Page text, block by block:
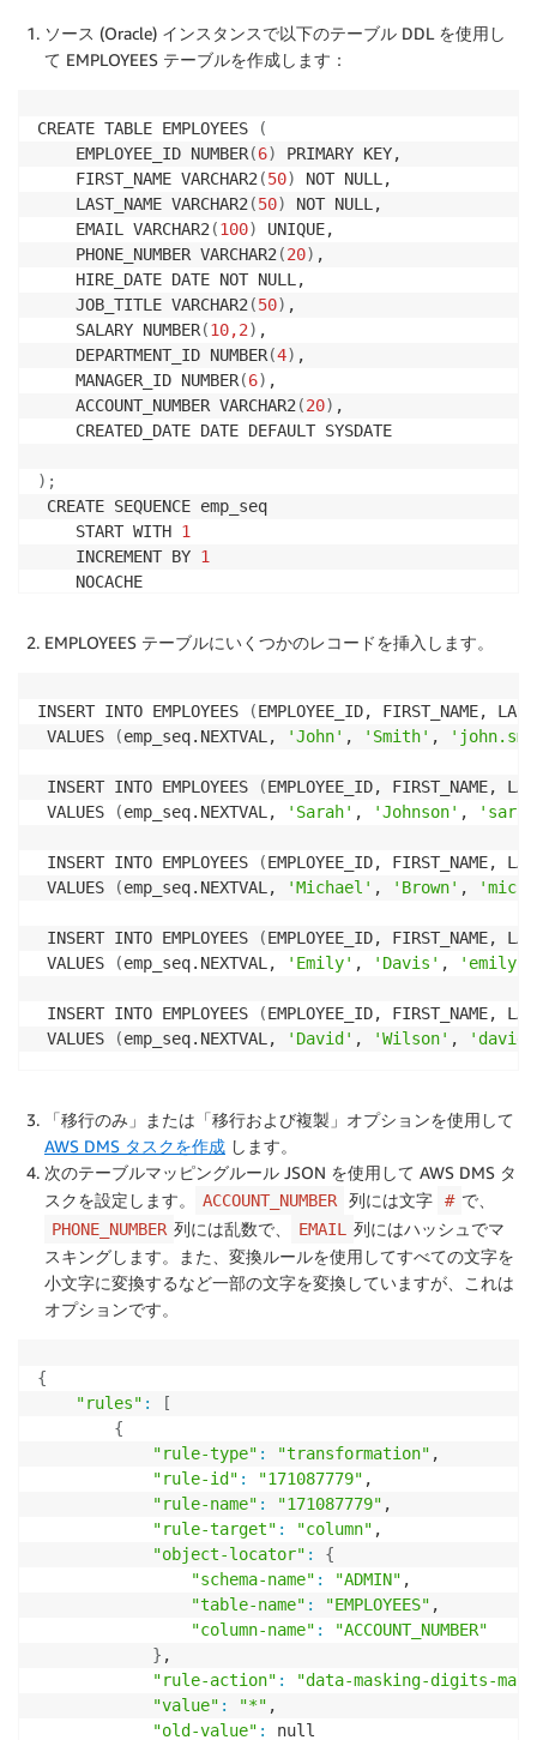
ソース (Oracle) インスタンスで以下のテーブル DDL を使用し
て EMPLOYEES テーブルを作成します：
CREATE TABLE EMPLOYEES
(
    EMPLOYEE_ID NUMBER
(6)
PRIMARY KEY,
    FIRST_NAME VARCHAR2
(50)
NOT NULL,
    LAST_NAME VARCHAR2
(50)
NOT NULL,
    EMAIL VARCHAR2
(100)
UNIQUE,
    PHONE_NUMBER VARCHAR2
(20) ,
    HIRE_DATE DATE NOT NULL,
    JOB_TITLE VARCHAR2
(50) ,
    SALARY NUMBER
(10,2) ,
    DEPARTMENT_ID NUMBER
(4) ,
    MANAGER_ID NUMBER
(6) ,
    ACCOUNT_NUMBER VARCHAR2
(20) ,
    CREATED_DATE DATE DEFAULT SYSDATE
) ;
CREATE SEQUENCE emp_seq
    START WITH
1
    INCREMENT BY
1
    NOCACHE
EMPLOYEES テーブルにいくつかのレコードを挿入します。
INSERT INTO EMPLOYEES (EMPLOYEE_ID, FIRST_NAME,
VALUES
(emp_seq.NEXTVAL, 'John' , 'Smith' ,
INSERT INTO EMPLOYEES (EMPLOYEE_ID, FIRST_NAME,
VALUES
(emp_seq.NEXTVAL, 'Sarah' , 'Johnson' ,
INSERT INTO EMPLOYEES (EMPLOYEE_ID, FIRST_NAME,
VALUES
(emp_seq.NEXTVAL, 'Michael' , 'Brown' ,
INSERT INTO EMPLOYEES (EMPLOYEE_ID, FIRST_NAME,
VALUES
(emp_seq.NEXTVAL, 'Emily' , 'Davis' ,
INSERT INTO EMPLOYEES (EMPLOYEE_ID, FIRST_NAME,
VALUES
(emp_seq.NEXTVAL, 'David' , 'Wilson' ,
「移行のみ」または「移行および複製」オプションを使用して
AWS DMS タスクを作成 します。
次のテーブルマッピングルール JSON を使用して AWS DMS タ
スクを設定します。
ACCOUNT_NUMBER 列には文字 # で、
PHONE_NUMBER 列には乱数で、 EMAIL
列にはハッシュでマ
スキングします。また、変換ルールを使用してすべての文字を
小文字に変換するなど一部の文字を変換していますが、これは
オプションです。
{
"rules" :
[
{
"rule-type" : "transformation" ,
"rule-id" : "171087779" ,
"rule-name" : "171087779" ,
"rule-target" : "column" ,
"object-locator" :
{
"schema-name" : "ADMIN" ,
"table-name" : "EMPLOYEES" ,
"column-name" :
"ACCOUNT_NUMBER"
} ,
"rule-action" :
"data-masking-digits-
"value" : "*" ,
"old-value" : null